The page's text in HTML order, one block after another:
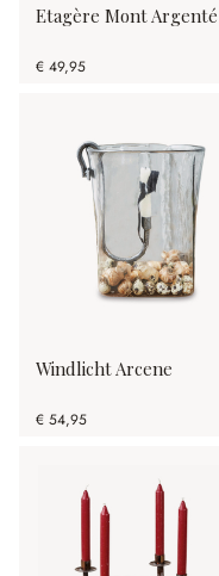
Etagère Mont Argenté
€ 49,95
Windlicht Arcene
€ 54,95